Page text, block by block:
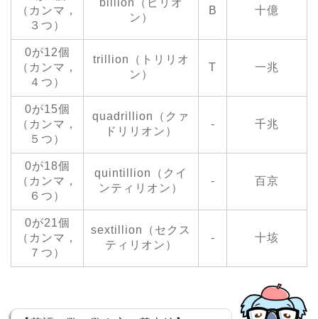
（カンマ，
３つ）
billion（ビリオ
ン）
B 十億
0が12個
（カンマ，
４つ）
trillion（トリリオ
ン）
T 一兆
0が15個
（カンマ，
５つ）
quadrillion（クァ
ドリリオン）
‐ 千兆
0が18個
（カンマ，
６つ）
quintillion（クイ
ンティリオン）
‐ 百京
0が21個
（カンマ，
７つ）
sextillion（セクス
ティリオン）
‐ 十垓